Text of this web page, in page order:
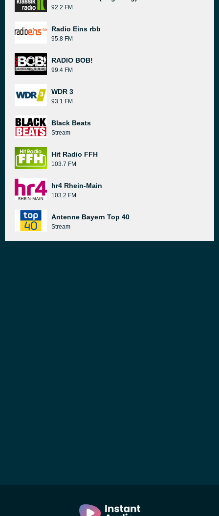
92.2 FM
Radio Eins rbb
95.8 FM
RADIO BOB!
99.4 FM
WDR 3
93.1 FM
Black Beats
Stream
Hit Radio FFH
103.7 FM
hr4 Rhein-Main
103.2 FM
Antenne Bayern Top 40
Stream